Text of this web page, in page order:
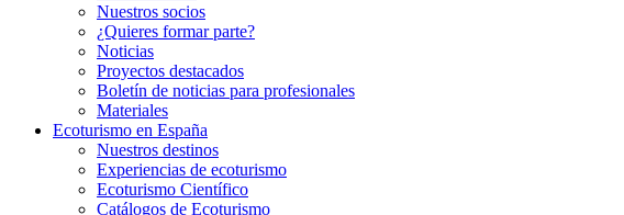
Nuestros socios
¿Quieres formar parte?
Noticias
Proyectos destacados
Boletín de noticias para profesionales
Materiales
Ecoturismo en España
Nuestros destinos
Experiencias de ecoturismo
Ecoturismo Científico
Catálogos de Ecoturismo